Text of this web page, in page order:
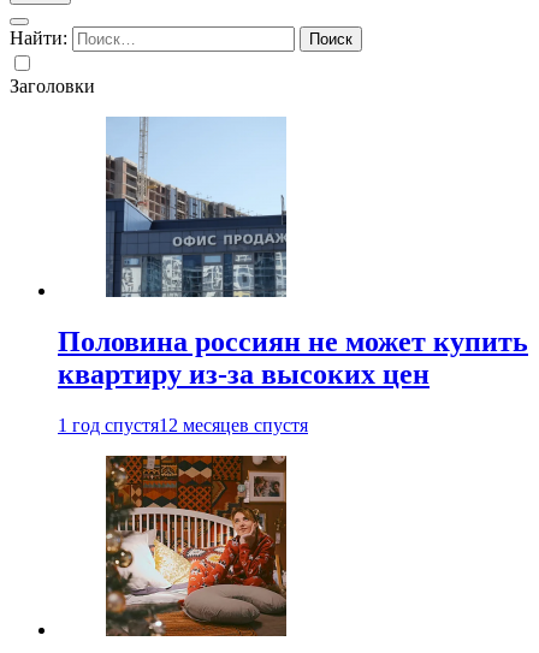
Найти:
Заголовки
Половина россиян не может купить
квартиру из-за высоких цен
1 год спустя12 месяцев спустя